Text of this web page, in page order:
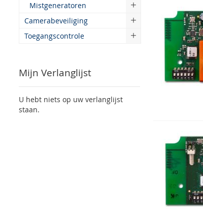
Mistgeneratoren
Camerabeveiliging
Toegangscontrole
Mijn Verlanglijst
U hebt niets op uw verlanglijst
staan.